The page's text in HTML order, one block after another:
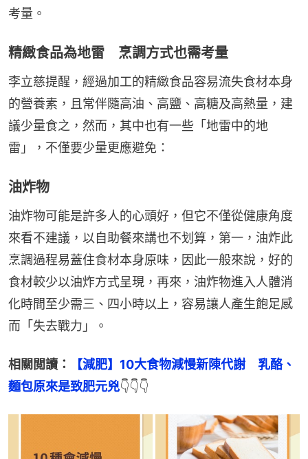
考量。
精緻食品為地雷 烹調方式也需考量
李立慈提醒，經過加工的精緻食品容易流失食材本身
的營養素，且常伴隨高油、高鹽、高糖及高熱量，建
議少量食之，然而，其中也有一些「地雷中的地
雷」，不僅要少量更應避免：
油炸物
油炸物可能是許多人的心頭好，但它不僅從健康角度
來看不建議，以自助餐來講也不划算，第一，油炸此
烹調過程易蓋住食材本身原味，因此一般來說，好的
食材較少以油炸方式呈現，再來，油炸物進入人體消
化時間至少需三、四小時以上，容易讓人產生飽足感
而「失去戰力」。
相關閲讀：
【減肥】10大食物減慢新陳代謝　乳酪、
麵包原來是致肥元兇👇👇👇